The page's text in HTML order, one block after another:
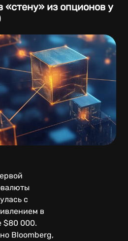
«стену» из опционов у
с
в
$80 000.
Bloomberg,